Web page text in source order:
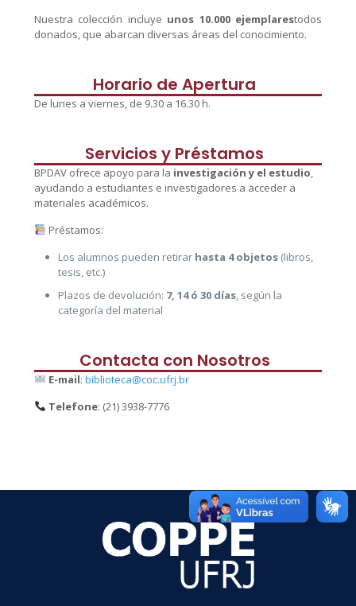
Nuestra colección incluye unos 10.000 ejemplarestodos
donados, que abarcan diversas áreas del conocimiento.
Horario de Apertura
De lunes a viernes, de 9.30 a 16.30 h.
Servicios y Préstamos
BPDAV ofrece apoyo para la investigación y el estudio
ayudando a estudiantes e investigadores a acceder a
materiales académicos.
Préstamos:
Los alumnos pueden retirar hasta 4 objetos (libros,
tesis, etc.)
Plazos de devolución: 7, 14 ó 30 días , según la
categoría del material
Contacta con Nosotros
E-mail: biblioteca@coc.ufrj.br
Telefone: (21) 3938-7776